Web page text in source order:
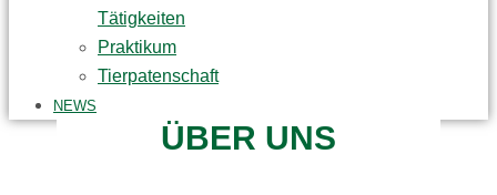
Tätigkeiten
Praktikum
Tierpatenschaft
NEWS
ÜBER UNS